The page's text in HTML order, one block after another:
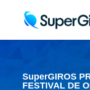
SuperGIROS
FESTIVAL DE